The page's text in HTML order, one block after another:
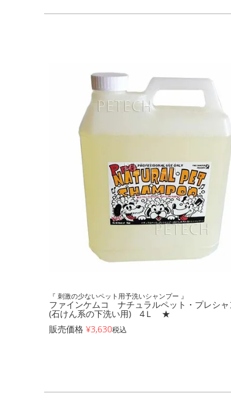
『 刺激の少ないペット用予洗いシャンプー 』
ファインケムコ ナチュラルペット・プレシャ
(石けん系の下洗い用) 4Ｌ ★
販売価格 ¥3,630税込